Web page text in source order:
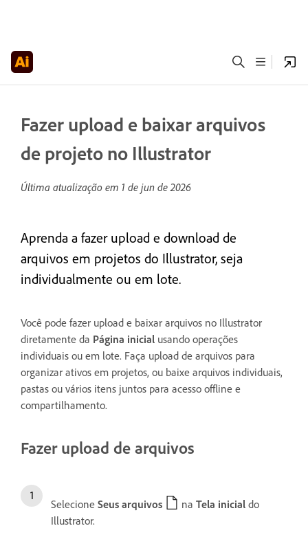
Fazer upload e baixar arquivos
de projeto no Illustrator
Última atualização em 1 de jun de 2026
Aprenda a fazer upload e download de
arquivos em projetos do Illustrator, seja
individualmente ou em lote.
Você pode fazer upload e baixar arquivos no Illustrator
diretamente da Página inicial usando operações
individuais ou em lote. Faça upload de arquivos para
organizar ativos em projetos, ou baixe arquivos individuais,
pastas ou vários itens juntos para acesso offline e
compartilhamento.
Fazer upload de arquivos
Selecione Seus arquivos na Tela inicial do
Illustrator.